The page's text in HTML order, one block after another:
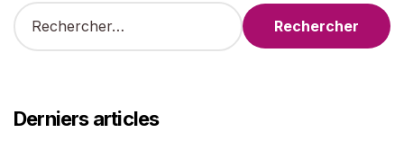
R
e
r
c
Derniers articles